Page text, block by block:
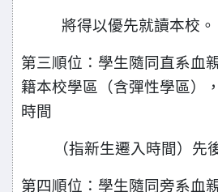
將得以優先就讀本校。
第三順位：學生隨同直系血
籍本校學區（含彈性學區）
時間
（指新生遷入時間）先後
第四順位：學生隨同旁系血